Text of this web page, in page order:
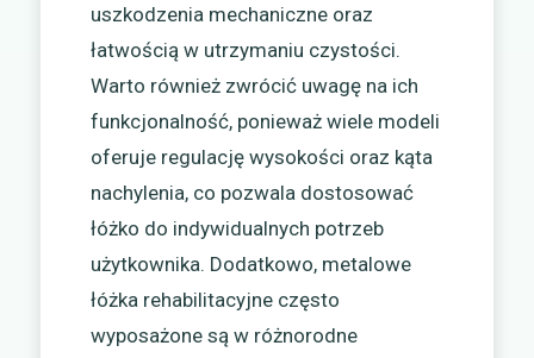
uszkodzenia mechaniczne oraz
łatwością w utrzymaniu czystości.
Warto również zwrócić uwagę na ich
funkcjonalność, ponieważ wiele modeli
oferuje regulację wysokości oraz kąta
nachylenia, co pozwala dostosować
łóżko do indywidualnych potrzeb
użytkownika. Dodatkowo, metalowe
łóżka rehabilitacyjne często
wyposażone są w różnorodne